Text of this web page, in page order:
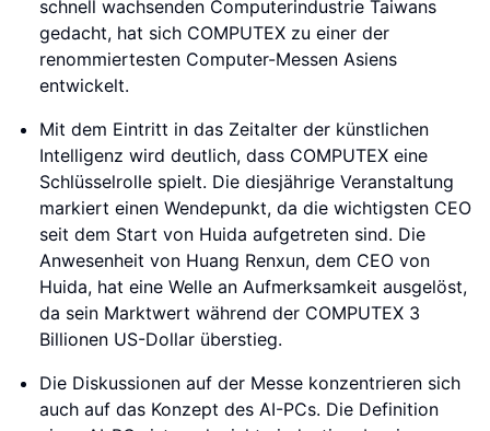
schnell wachsenden Computerindustrie Taiwans
gedacht, hat sich COMPUTEX zu einer der
renommiertesten Computer-Messen Asiens
entwickelt.
Mit dem Eintritt in das Zeitalter der künstlichen
Intelligenz wird deutlich, dass COMPUTEX eine
Schlüsselrolle spielt. Die diesjährige Veranstaltung
markiert einen Wendepunkt, da die wichtigsten CEO
seit dem Start von Huida aufgetreten sind. Die
Anwesenheit von Huang Renxun, dem CEO von
Huida, hat eine Welle an Aufmerksamkeit ausgelöst,
da sein Marktwert während der COMPUTEX 3
Billionen US-Dollar überstieg.
Die Diskussionen auf der Messe konzentrieren sich
auch auf das Konzept des AI-PCs. Die Definition